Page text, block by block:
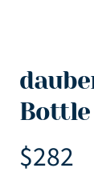
Bottle
$282